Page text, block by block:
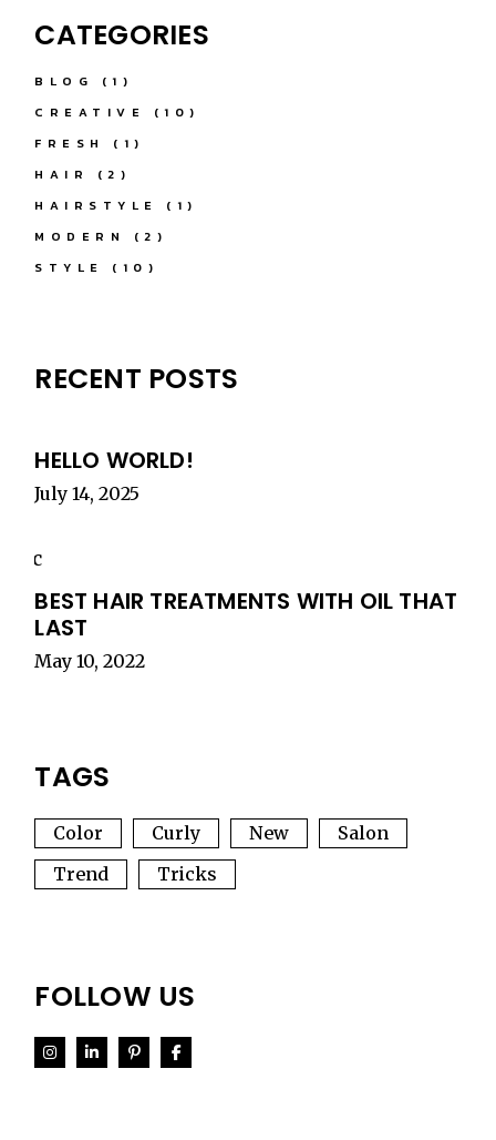
CATEGORIES
BLOG
(1)
CREATIVE
(10)
FRESH
(1)
HAIR
(2)
HAIRSTYLE
(1)
MODERN
(2)
STYLE
(10)
RECENT POSTS
HELLO WORLD!
July 14, 2025
BEST HAIR TREATMENTS WITH OIL THAT
LAST
May 10, 2022
TAGS
Color Curly New
Salon
Trend
Tricks
FOLLOW US